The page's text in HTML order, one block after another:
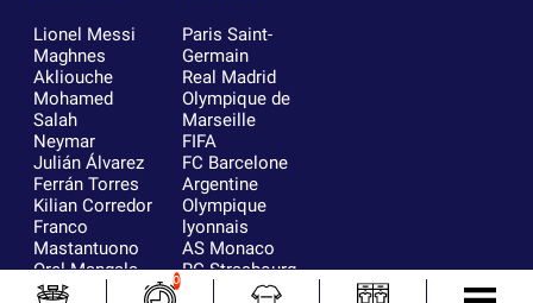
Lionel Messi
Maghnes
Akliouche
Mohamed
Salah
Neymar
Julián Álvarez
Ferrán Torres
Kilian Corredor
Franco
Mastantuono
Orel Mangala
Rio Mavuba
Paris Saint-
Germain
Real Madrid
Olympique de
Marseille
FIFA
FC Barcelone
Argentine
Olympique
lyonnais
AS Monaco
RC Strasbourg
Trabzonspor
0